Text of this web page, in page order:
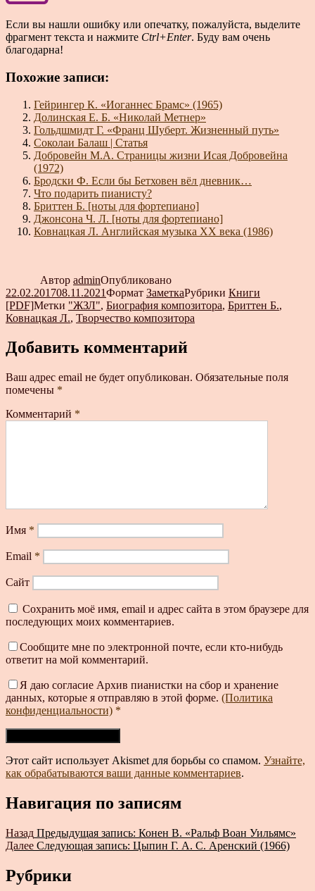
Если вы нашли ошибку или опечатку, пожалуйста, выделите
фрагмент текста и нажмите Ctrl+Enter. Буду вам очень
благодарна!
Похожие записи:
Гейрингер К. «Иоганнес Брамс» (1965)
Долинская Е. Б. «Николай Метнер»
Гольдшмидт Г. «Франц Шуберт. Жизненный путь»
Соколаи Балаш | Статья
Добровейн М.А. Страницы жизни Исая Добровейна
(1972)
Бродски Ф. Если бы Бетховен вёл дневник…
Что подарить пианисту?
Бриттен Б. [ноты для фортепиано]
Джонсона Ч. Л. [ноты для фортепиано]
Ковнацкая Л. Английская музыка XX века (1986)
Автор adminОпубликовано
22.02.201708.11.2021Формат ЗаметкаРубрики Книги
[PDF]Метки "ЖЗЛ", Биография композитора, Бриттен Б.,
Ковнацкая Л., Творчество композитора
Добавить комментарий
Ваш адрес email не будет опубликован. Обязательные поля
помечены *
Комментарий *
Имя *
Email *
Сайт
Сохранить моё имя, email и адрес сайта в этом браузере для
последующих моих комментариев.
Сообщите мне по электронной почте, если кто-нибудь
ответит на мой комментарий.
Я даю согласие Архив пианистки на сбор и хранение
данных, которые я отправляю в этой форме. (Политика
конфиденциальности) *
Этот сайт использует Akismet для борьбы со спамом. Узнайте,
как обрабатываются ваши данные комментариев.
Навигация по записям
Назад Предыдущая запись: Конен В. «Ральф Воан Уильямс»
Далее Следующая запись: Цыпин Г. А. С. Аренский (1966)
Рубрики